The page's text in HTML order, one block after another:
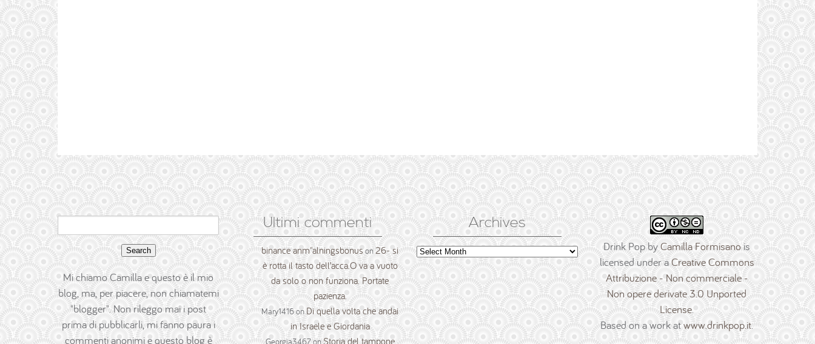
for:
Mi chiamo Camilla e questo è il mio
blog, ma, per piacere, non chiamatemi
"blogger". Non rileggo mai i post
prima di pubblicarli, mi fanno paura i
commenti anonimi e questo blog è
Ultimi commenti
binance anm"alningsbonus on26- si
è rotta il tasto dell’acca.O va a vuoto
da solo o non funziona. Portate
pazienza.
Mary1416onDi quella volta che andai
in Israele e Giordania
Georgia3467onStoria del tampone
Archives
Archives Drink PopbyCamilla Formisanois
licensed under aCreative Commons
Attribuzione - Non commerciale -
Non opere derivate 3.0 Unported
License.
Based on a work atwww.drinkpop.it.